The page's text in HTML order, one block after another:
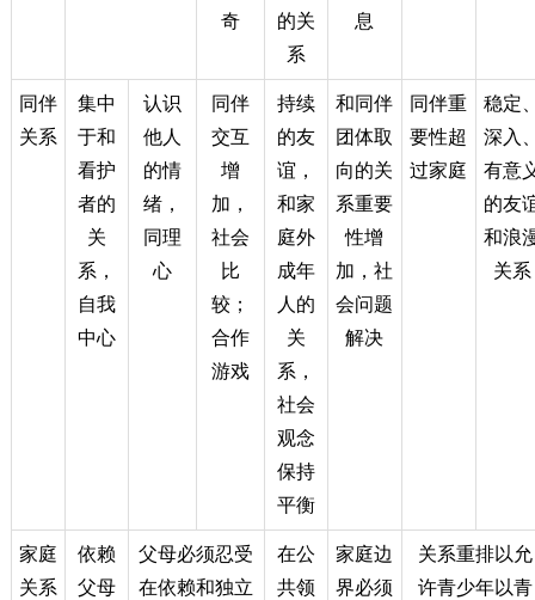
奇
的关
系
息
同伴
关系
集中
于和
看护
者的
关
系，
自我
中心
认识
他人
的情
绪，
同理
心
同伴
交互
增
加，
社会
比
较；
合作
游戏
持续
的友
谊，
和家
庭外
成年
人的
关
系，
社会
观念
保持
平衡
和同伴
团体取
向的关
系重要
性增
加，社
会问题
解决
同伴重
要性超
过家庭
稳定
深入
有意
的友
和浪
关系
家庭
关系
依赖
父母
父母必须忍受
在依赖和独立
在公
共领
家庭边
界必须
关系重排以允
许青少年以青